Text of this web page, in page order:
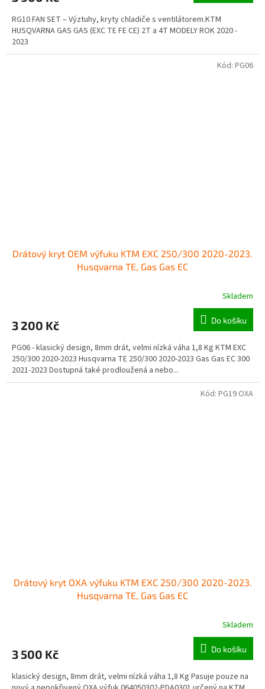
RG10 FAN SET – Výztuhy, kryty chladiče s ventilátorem.KTM
HUSQVARNA GAS GAS (EXC TE FE CE) 2T a 4T MODELY ROK 2020 -
2023
Drátový kryt OEM výfuku KTM EXC 250/300 2020-2023.
Husqvarna TE, Gas Gas EC
Skladem
3 200 Kč Do košíku
PG06 - klasický design, 8mm drát, velmi nízká váha 1,8 Kg KTM EXC
250/300 2020-2023 Husqvarna TE 250/300 2020-2023 Gas Gas EC 300
2021-2023 Dostupná také prodloužená a nebo...
Kód: PG06
Drátový kryt OXA výfuku KTM EXC 250/300 2020-2023.
Husqvarna TE, Gas Gas EC
Skladem
3 500 Kč Do košíku
klasický design, 8mm drát, velmi nízká váha 1,8 Kg Pasuje pouze na
Kód: PG19 OXA